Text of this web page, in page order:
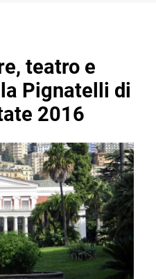
teatro e
Pignatelli di
2016